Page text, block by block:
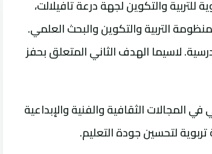
للتربية والتكوين لجهة درعة تافيلالت،
القانون الإطار. رقم 51.17 المتعلق بمنظومة التربية والتكوين والبحث العلمي.
لاسيما الهدف الثاني المتعلق بحفز
الثقافية والفنية والإبداعية
لتحسين جودة التعليم.